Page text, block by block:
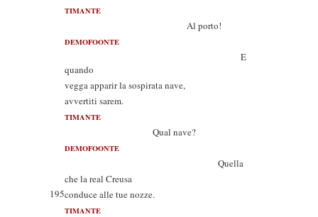
TIMANTE
Al porto!
DEMOFOONTE
E
quando
vegga apparir la sospirata nave,
avvertiti sarem.
TIMANTE
Qual nave?
DEMOFOONTE
Quella
che la real Creusa
195conduce alle tue nozze.
TIMANTE